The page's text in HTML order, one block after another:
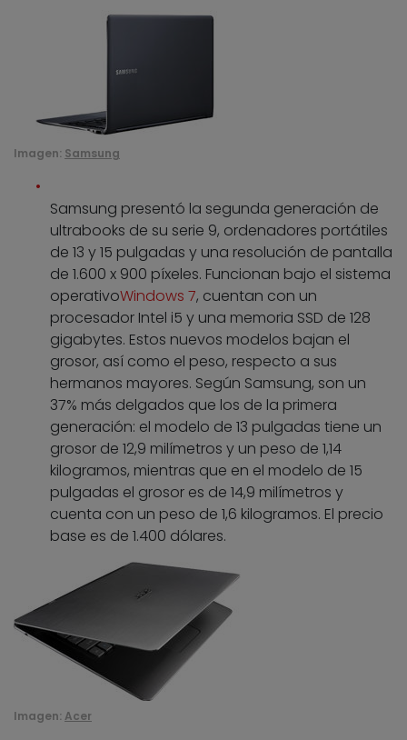
Imagen: Samsung
Samsung presentó la segunda generación de
ultrabooks de su serie 9, ordenadores portátiles
de 13 y 15 pulgadas y una resolución de pantalla
de 1.600 x 900 píxeles. Funcionan bajo el sistema
operativoWindows 7, cuentan con un
procesador Intel i5 y una memoria SSD de 128
gigabytes. Estos nuevos modelos bajan el
grosor, así como el peso, respecto a sus
hermanos mayores. Según Samsung, son un
37% más delgados que los de la primera
generación: el modelo de 13 pulgadas tiene un
grosor de 12,9 milímetros y un peso de 1,14
kilogramos, mientras que en el modelo de 15
pulgadas el grosor es de 14,9 milímetros y
cuenta con un peso de 1,6 kilogramos. El precio
base es de 1.400 dólares.
Imagen: Acer